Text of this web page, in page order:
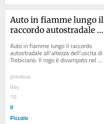
Auto in fiamme lungo il
raccordo autostradale a
Auto in fiamme lungo il raccordo
autostradale all’altezza dell’uscita di
Trebiciano. Il rogo è divampato nel
tardo pomeriggio di oggi, 5...
previous
day
10
Il
Piccolo